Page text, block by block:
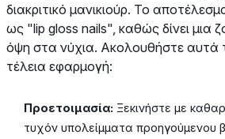
διακριτικό μανικιούρ. Το
ως "lip gloss nails", καθώς δίνει μια
όψη στα νύχια. Ακολουθήστε αυτά
τέλεια εφαρμογή:
Προετοιμασία: Ξεκινήστε με
τυχόν υπολείμματα προηγούμενου